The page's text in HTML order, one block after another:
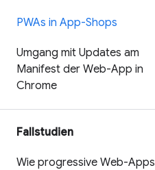
PWAs in App-Shops
Umgang mit Updates am
Manifest der Web-App in
Chrome
Fallstudien
Wie progressive Web-Apps